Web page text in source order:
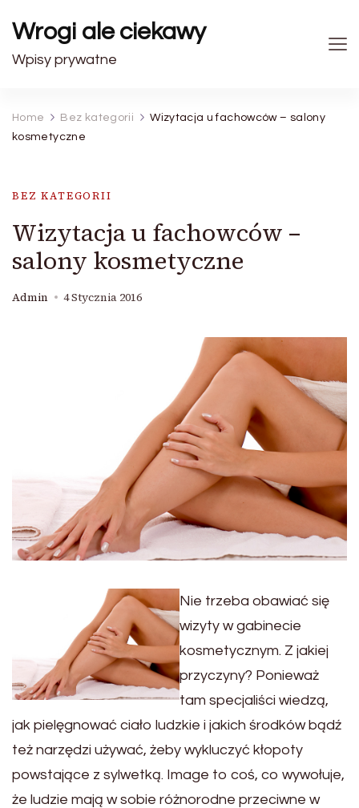
Wrogi ale ciekawy
Wpisy prywatne
Home Bez kategorii
Wizytacja u fachowców – salony
kosmetyczne
BEZ KATEGORII
Wizytacja u fachowców –
salony kosmetyczne
Admin 4 Stycznia 2016
Nie trzeba obawiać się
wizyty w gabinecie
kosmetycznym. Z jakiej
przyczyny? Ponieważ
tam specjaliści wiedzą,
jak pielęgnować ciało ludzkie i jakich środków bądź
też narzędzi używać, żeby wykluczyć kłopoty
powstające z sylwetką. Image to coś, co wywołuje,
że ludzie mają w sobie różnorodne przeciwne w